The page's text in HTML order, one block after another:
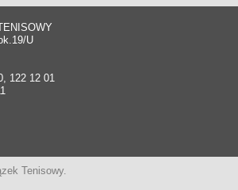
U
122 12 01
Tenisowy.